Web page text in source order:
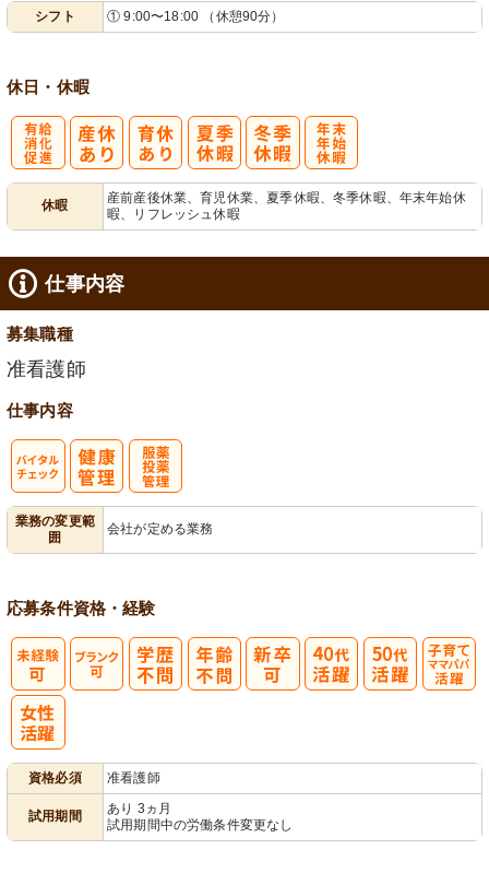
シフト ① 9:00〜18:00 （休憩90分）
休日・休暇
休暇
産前産後休業、育児休業、夏季休暇、冬季休暇、年末年始休
暇、リフレッシュ休暇
仕事内容
募集職種
准看護師
仕事内容
業務の変更範
囲
会社が定める業務
応募条件資格・経験
資格必須 准看護師
試用期間
あり 3ヵ月
試用期間中の労働条件変更なし